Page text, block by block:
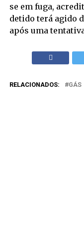
se em fuga,
detido terá agido
após uma
RELACIONADOS: GÁS